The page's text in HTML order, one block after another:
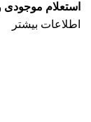
استعلام
اطلاعات بیشتر